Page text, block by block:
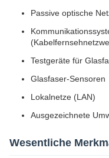
Passive optische
Testgeräte für
Glasfaser-Sensoren
Lokalnetze (LAN)
Ausgezeichnete
Wesentliche